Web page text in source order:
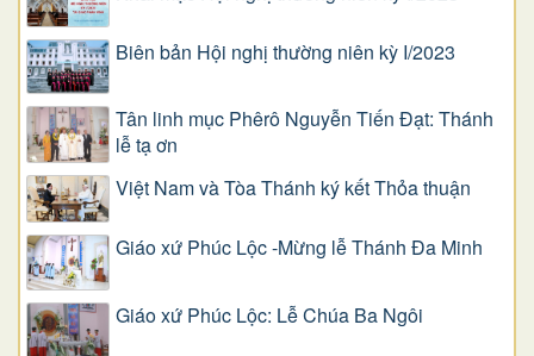
Biên bản Hội nghị thường niên kỳ I/2023
Tân linh mục Phêrô Nguyễn Tiến Đạt: Thánh
lễ tạ ơn
Việt Nam và Tòa Thánh ký kết Thỏa thuận
Giáo xứ Phúc Lộc -Mừng lễ Thánh Đa Minh
Giáo xứ Phúc Lộc: Lễ Chúa Ba Ngôi